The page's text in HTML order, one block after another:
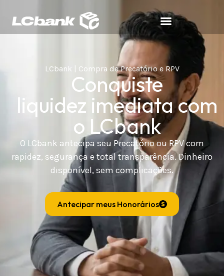
LCbank | Compra de Precatório e RPV
Conquiste
liquidez imediata com
o LCbank
O LCbank antecipa seu Precatório ou RPV com
rapidez, segurança e total transparência. Dinheiro
disponível, sem complicações.
Antecipar meus Honorários